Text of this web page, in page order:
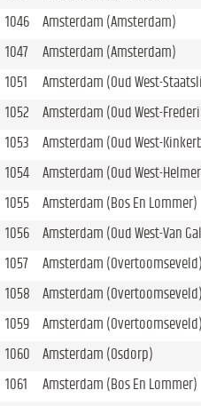
1046
Amsterdam (Amsterdam)
1047
Amsterdam (Amsterdam)
1051
Amsterdam (Oud West-
1052
Amsterdam (Oud West-
1053
Amsterdam (Oud West-
1054
Amsterdam (Oud West-
1055
Amsterdam (Bos En Lommer)
1056
Amsterdam (Oud West-Van
1057
Amsterdam (Overtoomseveld)
1058
Amsterdam (Overtoomseveld)
1059
Amsterdam (Overtoomseveld)
1060
Amsterdam (Osdorp)
1061
Amsterdam (Bos En Lommer)